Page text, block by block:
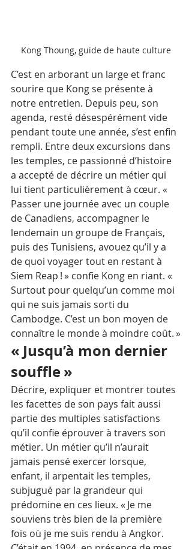
Kong Thoung, guide de haute culture
C’est en arborant un large et franc
sourire que Kong se présente à
notre entretien. Depuis peu, son
agenda, resté désespérément vide
pendant toute une année, s’est enfin
rempli. Entre deux excursions dans
les temples, ce passionné d’histoire
a accepté de décrire un métier qui
lui tient particulièrement à cœur. «
Passer une journée avec un couple
de Canadiens, accompagner le
lendemain un groupe de Français,
puis des Tunisiens, avouez qu’il y a
de quoi voyager tout en restant à
Siem Reap ! » confie Kong en riant. «
Surtout pour quelqu’un comme moi
qui ne suis jamais sorti du
Cambodge. C’est un bon moyen de
connaître le monde à moindre coût. »
« Jusqu’à mon dernier
souffle »
Décrire, expliquer et montrer toutes
les facettes de son pays fait aussi
partie des multiples satisfactions
qu’il confie éprouver à travers son
métier. Un métier qu’il n’aurait
jamais pensé exercer lorsque,
enfant, il arpentait les temples,
subjugué par la grandeur qui
prédomine en ces lieux. « Je me
souviens très bien de la première
fois où je me suis rendu à Angkor.